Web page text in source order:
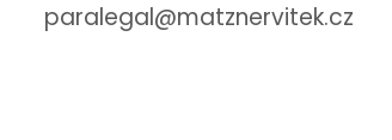
paralegal@matznervitek.cz